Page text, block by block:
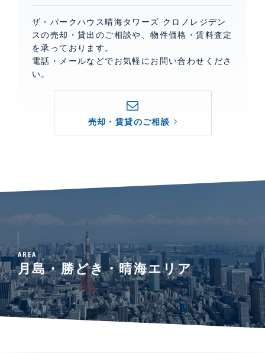
ザ・パークハウス晴海タワーズ クロノレジデン
スの売却・貸出のご相談や、物件価格・賃料査定
を承っております。
電話・メールなどでお気軽にお問い合わせくださ
い。
売却・賃貸のご相談
AREA
月島・勝どき・晴海エリア